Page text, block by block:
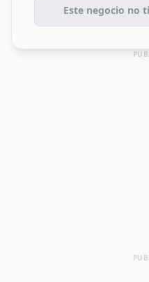
Este negocio no